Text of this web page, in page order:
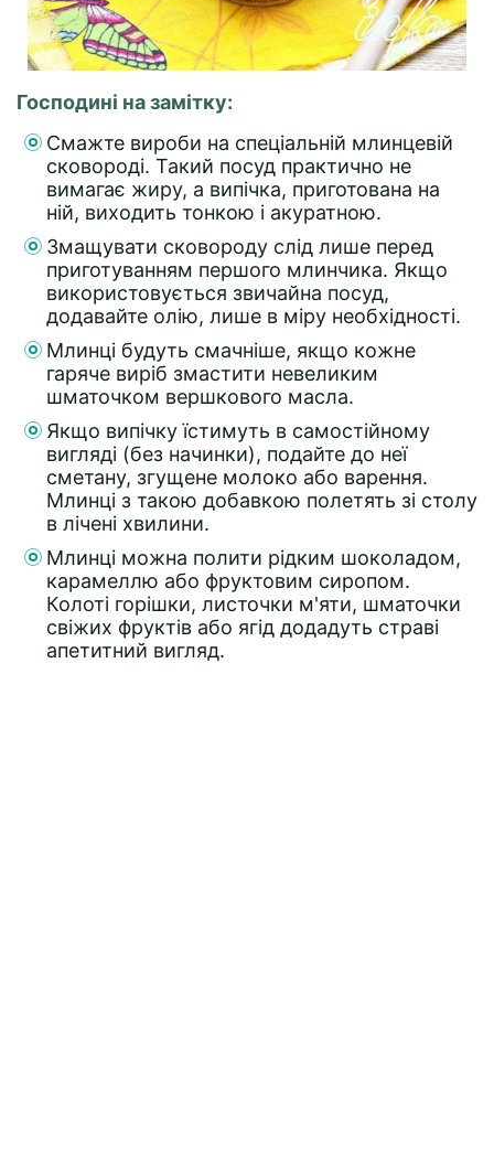
Господині на замітку:
Смажте вироби на спеціальній млинцевій
сковороді. Такий посуд практично не
вимагає жиру, а випічка, приготована на
ній, виходить тонкою і акуратною.
Змащувати сковороду слід лише перед
приготуванням першого млинчика. Якщо
використовується звичайна посуд,
додавайте олію, лише в міру необхідності.
Млинці будуть смачніше, якщо кожне
гаряче виріб змастити невеликим
шматочком вершкового масла.
Якщо випічку їстимуть в самостійному
вигляді (без начинки), подайте до неї
сметану, згущене молоко або варення.
Млинці з такою добавкою полетять зі столу
в лічені хвилини.
Млинці можна полити рідким шоколадом,
карамеллю або фруктовим сиропом.
Колоті горішки, листочки м'яти, шматочки
свіжих фруктів або ягід додадуть страві
апетитний вигляд.